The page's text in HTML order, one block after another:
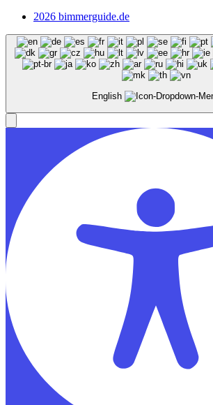
2026 bimmerguide.de
English